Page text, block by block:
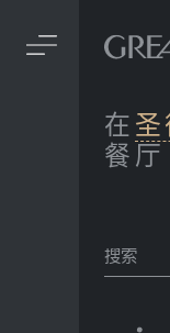
在
餐厅
搜索